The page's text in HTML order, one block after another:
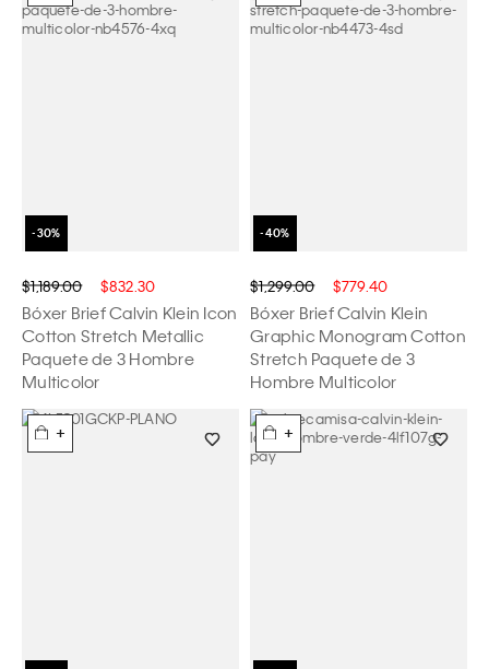
$1,189.00 $832.30
Bóxer Brief Calvin Klein Icon
Cotton Stretch Metallic
Paquete de 3 Hombre
Multicolor
$1,299.00 $779.40
Bóxer Brief Calvin Klein
Graphic Monogram Cotton
Stretch Paquete de 3
Hombre Multicolor
+ +